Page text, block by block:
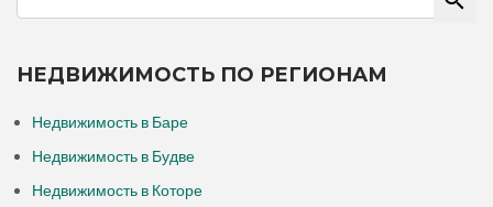
НЕДВИЖИМОСТЬ ПО РЕГИОНАМ
Недвижимость в Баре
Недвижимость в Будве
Недвижимость в Которе